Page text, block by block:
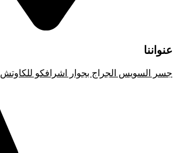
عنواننا
جسر السويس الجراج بجوار اشرافكو للكاوتش